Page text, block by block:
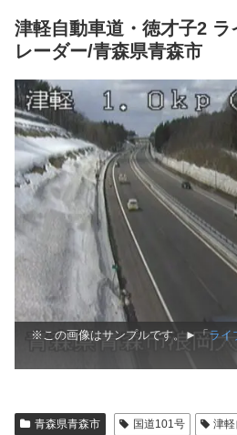
津軽自動車道・徳才子2
レーダー/青森県青森市
※この画像はサンプルです。►「ライ
青森県青森市 国道101号 津